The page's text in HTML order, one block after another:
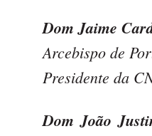
Dom Jaime
Arcebispo de
Presidente da
Dom João